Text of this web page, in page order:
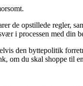
de opstillede regler,
i processen med din
den byttepolitik
om du skal shoppe til